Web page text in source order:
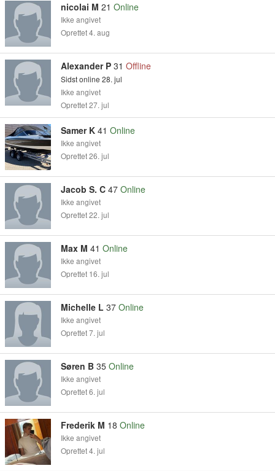
nicolai M 21 Online
Ikke angivet
Oprettet 4. aug
Alexander P 31 Offline
Sidst online 28. jul
Ikke angivet
Oprettet 27. jul
Samer K 41 Online
Ikke angivet
Oprettet 26. jul
Jacob S. C 47 Online
Ikke angivet
Oprettet 22. jul
Max M 41 Online
Ikke angivet
Oprettet 16. jul
Michelle L 37 Online
Ikke angivet
Oprettet 7. jul
Søren B 35 Online
Ikke angivet
Oprettet 6. jul
Frederik M 18 Online
Ikke angivet
Oprettet 4. jul